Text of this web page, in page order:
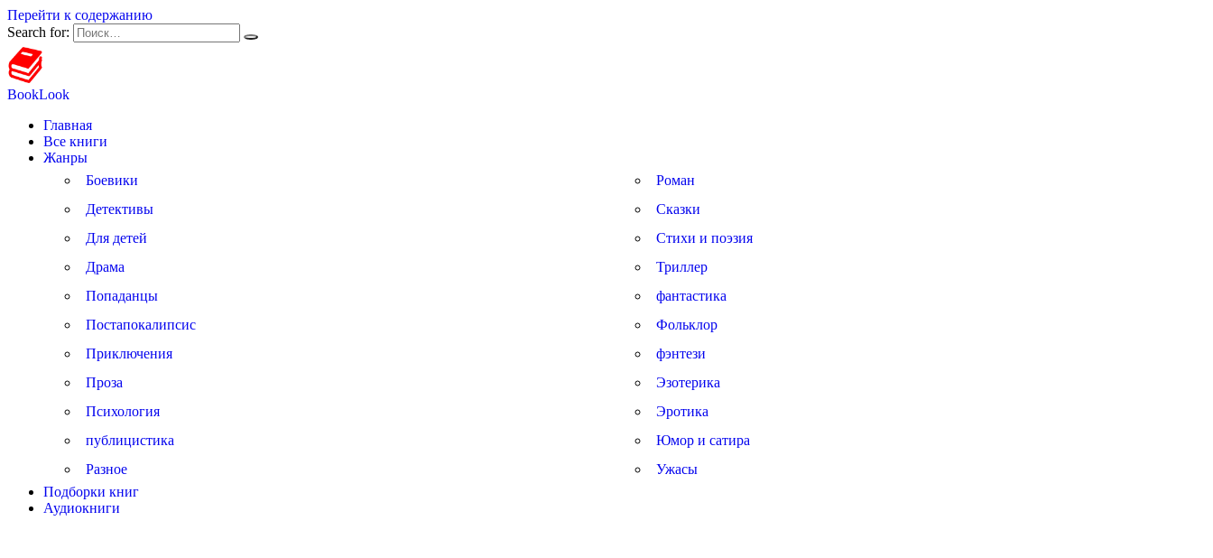
Перейти к содержанию
Search for:
BookLook
Главная
Все книги
Жанры
Боевики
Детективы
Для детей
Драма
Попаданцы
Постапокалипсис
Приключения
Проза
Психология
публицистика
Разное
Роман
Сказки
Стихи и поэзия
Триллер
фантастика
Фольклор
фэнтези
Эзотерика
Эротика
Юмор и сатира
Ужасы
Подборки книг
Аудиокниги